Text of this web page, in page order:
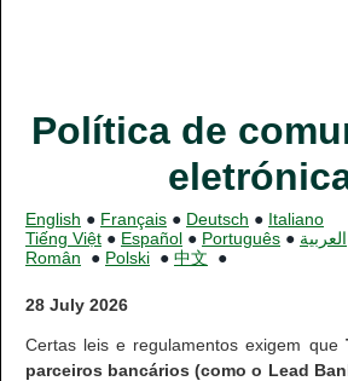
Política de
English ● Français ● Deutsch ● Italiano
Tiếng Việt ● Español ● Português ● العربية
Român ● Polski ● 中文 ●
28 July 2026
Certas leis e regulamentos exigem que
parceiros bancários (como o Lead